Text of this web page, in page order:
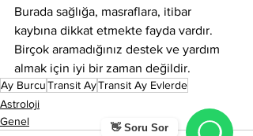
👋 Soru Sor
Burada sağlığa, masraflara, itibar
kaybına dikkat etmekte fayda vardır.
Birçok aramadığınız destek ve yardım
almak için iyi bir zaman değildir.
Ay BurcuTransit AyTransit Ay Evlerde
Astroloji
Genel